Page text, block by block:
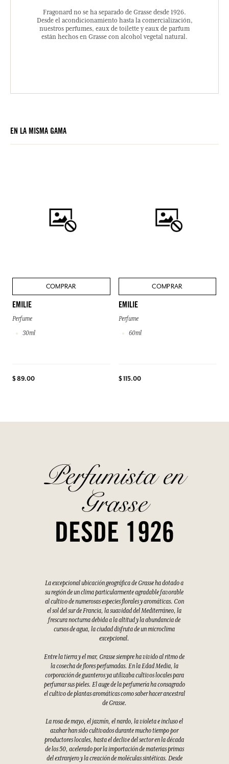
Fragonard no se ha separado de Grasse desde 1926.
Desde el acondicionamiento hasta la comercialización,
nuestros perfumes, eaux de toilette y eaux de parfum
están hechos en Grasse con alcohol vegetal natural.
EN LA MISMA GAMA
COMPRAR
EMILIE
Perfume
30ml
$ 89.00
COMPRAR
EMILIE
Perfume
60ml
$ 115.00
Perfumista en
Grasse
DESDE 1926
La excepcional ubicación geográfica de Grasse ha dotado a
su región de un clima particularmente agradable favorable
al cultivo de numerosas especies florales y aromáticas. Con
el sol del sur de Francia, la suavidad del Mediterráneo, la
frescura nocturna debida a la altitud y la abundancia de
cursos de agua, la ciudad disfruta de un microclima
excepcional.
Entre la tierra y el mar, Grasse siempre ha vivido al ritmo de
la cosecha de flores perfumadas. En la Edad Media, la
corporación de guanteros ya utilizaba cultivos locales para
perfumar sus pieles. El auge de la perfumería ha consagrado
el cultivo de plantas aromáticas como saber hacer ancestral
de Grasse.
La rosa de mayo, el jazmín, el nardo, la violeta e incluso el
azahar han sido cultivados durante mucho tiempo por
productores locales, hasta el declive del sector en la década
de los 50, acelerado por la importación de materias primas
del extranjero y la creación de moléculas sintéticas. Desde